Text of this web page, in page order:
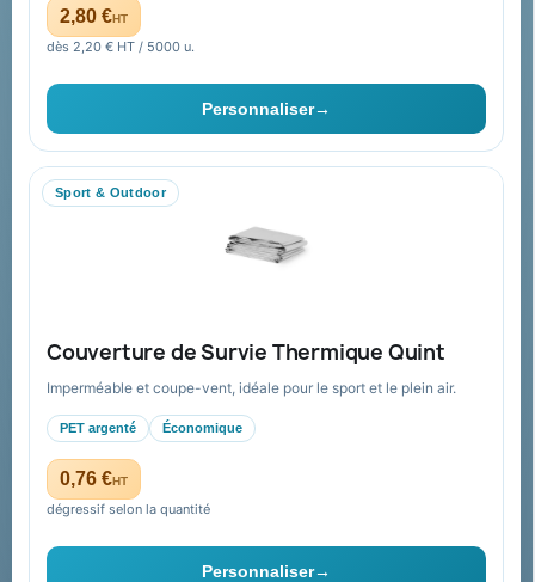
2,80 €HT
dès 2,20 € HT / 5000 u.
Personnaliser→
Sport & Outdoor
Couverture de Survie Thermique Quint
Imperméable et coupe-vent, idéale pour le sport et le plein air.
PET argenté Économique
0,76 €HT
dégressif selon la quantité
Personnaliser→
Cadeaux de fin d’année
Ils nous ont fait confiance
Livraison
Nous contacter
FAQ sur Promenoch Goodies Pub France
Conditions de retour
Paiement sécurisé
Plan du site
Contact & devis